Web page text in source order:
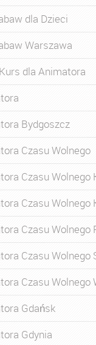
dla Dzieci
Warszawa
dla Animatora
Bydgoszcz
Czasu Wolnego
Czasu Wolnego
Czasu Wolnego
Czasu Wolnego
Czasu Wolnego
Czasu Wolnego
Gdańsk
Gdynia